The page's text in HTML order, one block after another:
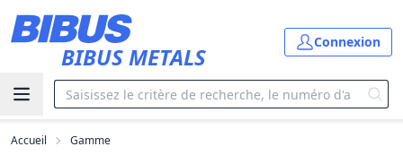
BIBUS METALS
Connexion
Accueil Gamme